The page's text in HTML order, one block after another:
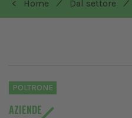
< Home
/ Dal settore /
POLTRONE
AZIENDE